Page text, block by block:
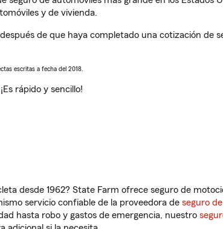
y de vivienda.
de que haya completado una cotización de
escritas a fecha del 2018.
rápido y sencillo!
desde 1962? State Farm ofrece seguro de
servicio confiable de la proveedora de seguro
hasta robo y gastos de emergencia, nuestro